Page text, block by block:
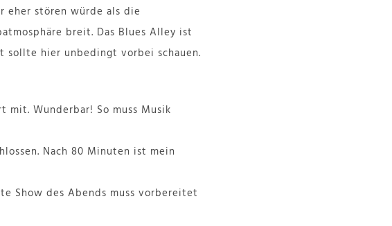
eher stören würde als die
breit. Das Blues Alley ist
sollte hier unbedingt vorbei schauen.
mit. Wunderbar! So muss Musik
Nach 80 Minuten ist mein
Show des Abends muss vorbereitet